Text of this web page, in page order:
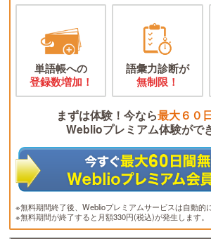
単語帳への
登録数増加！
語彙力診断が
無制限！
まずは体験！今なら最大６０
Weblioプレミアム体験がで
※無料期間終了後、Weblioプレミアムサービスは自動的
※無料期間が終了すると月額330円(税込)が発生します。